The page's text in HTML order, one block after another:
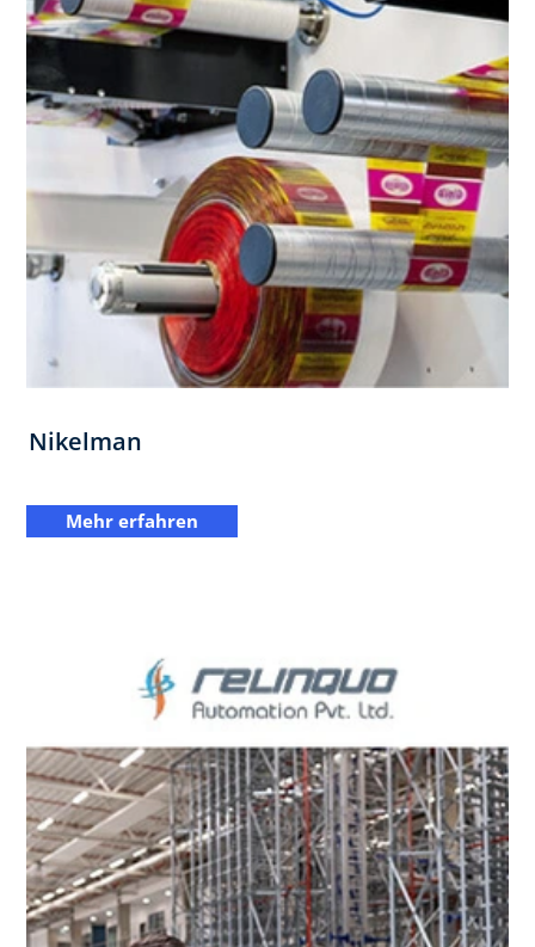
Nikelman
Mehr erfahren